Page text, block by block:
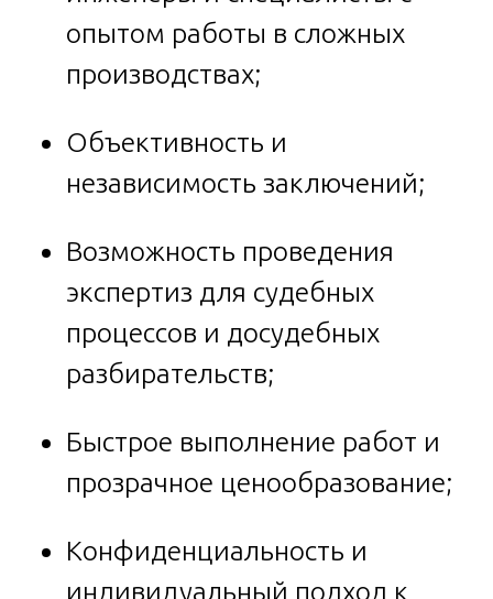
опытом работы в сложных
производствах;
Объективность и
независимость заключений;
Возможность проведения
экспертиз для судебных
процессов и досудебных
разбирательств;
Быстрое выполнение работ и
прозрачное ценообразование;
Конфиденциальность и
индивидуальный подход к